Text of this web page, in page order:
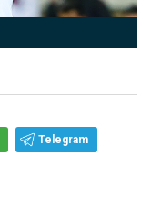
Telegram